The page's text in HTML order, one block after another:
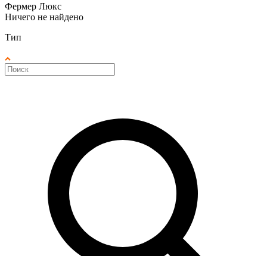
Фермер Люкс
Ничего не найдено
Тип